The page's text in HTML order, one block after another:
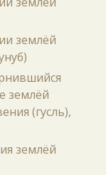
землёй
землёй
(гусль),
землёй